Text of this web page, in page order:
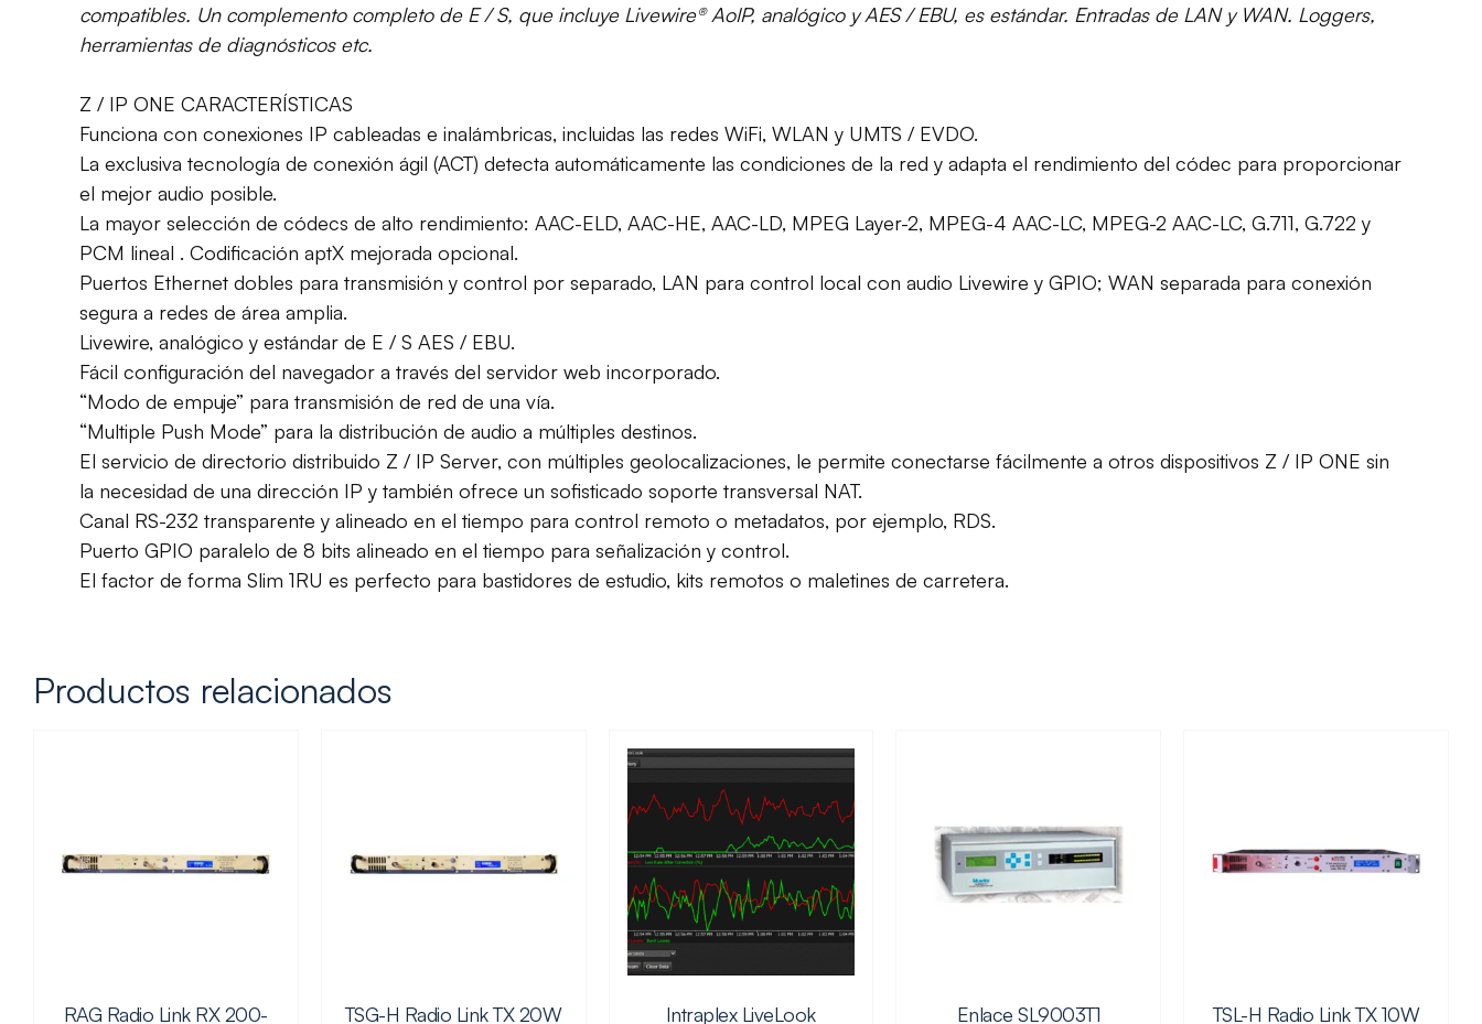
compatibles. Un complemento completo de E / S, que incluye Livewire® AoIP, analógico y AES / EBU, es estándar. Entradas de LAN y WAN. Loggers,
herramientas de diagnósticos etc.
Z / IP ONE CARACTERÍSTICAS
Funciona con conexiones IP cableadas e inalámbricas, incluidas las redes WiFi, WLAN y UMTS / EVDO.
La exclusiva tecnología de conexión ágil (ACT) detecta automáticamente las condiciones de la red y adapta el rendimiento del códec para proporcionar
el mejor audio posible.
La mayor selección de códecs de alto rendimiento: AAC-ELD, AAC-HE, AAC-LD, MPEG Layer-2, MPEG-4 AAC-LC, MPEG-2 AAC-LC, G.711, G.722 y
PCM lineal . Codificación aptX mejorada opcional.
Puertos Ethernet dobles para transmisión y control por separado, LAN para control local con audio Livewire y GPIO; WAN separada para conexión
segura a redes de área amplia.
Livewire, analógico y estándar de E / S AES / EBU.
Fácil configuración del navegador a través del servidor web incorporado.
“Modo de empuje” para transmisión de red de una vía.
“Multiple Push Mode” para la distribución de audio a múltiples destinos.
El servicio de directorio distribuido Z / IP Server, con múltiples geolocalizaciones, le permite conectarse fácilmente a otros dispositivos Z / IP ONE sin
la necesidad de una dirección IP y también ofrece un sofisticado soporte transversal NAT.
Canal RS-232 transparente y alineado en el tiempo para control remoto o metadatos, por ejemplo, RDS.
Puerto GPIO paralelo de 8 bits alineado en el tiempo para señalización y control.
El factor de forma Slim 1RU es perfecto para bastidores de estudio, kits remotos o maletines de carretera.
Productos relacionados
RAG Radio Link RX 200- TSG-H Radio Link TX 20W Intraplex LiveLook Enlace SL9003T1 TSL-H Radio Link TX 10W